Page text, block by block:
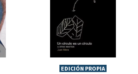
EDICIÓN PROPIA